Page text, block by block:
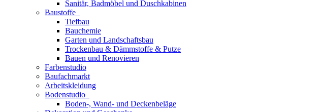
Sanitär, Badmöbel und Duschkabinen
Baustoffe
Tiefbau
Bauchemie
Garten und Landschaftsbau
Trockenbau & Dämmstoffe & Putze
Bauen und Renovieren
Farbenstudio
Baufachmarkt
Arbeitskleidung
Bodenstudio
Boden-, Wand- und Deckenbeläge